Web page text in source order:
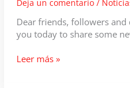
Deja un comentario /
Dear friends, followers
you today to share some
Available
Leer más »